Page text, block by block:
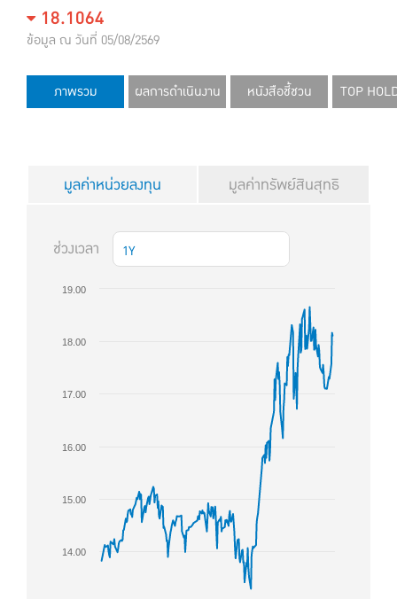
18.1064
ข้อมูล ณ วันที่ 05/08/2569
ภาพรวม ผลการดำเนินงาน หนังสือชี้ชวน TOP
มูลค่าหน่วยลงทุน มูลค่าทรัพย์สินสุทธิ
ช่วงเวลา 1Y
14.00
15.00
16.00
17.00
18.00
19.00